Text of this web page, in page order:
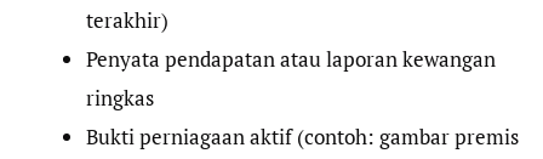
terakhir)
Penyata pendapatan atau laporan kewangan
ringkas
Bukti perniagaan aktif (contoh: gambar premis